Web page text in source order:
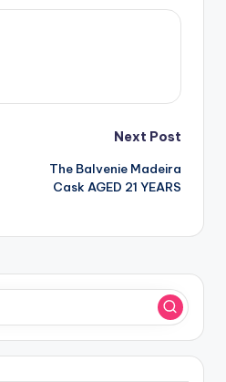
Next Post
The Balvenie Madeira
Cask AGED 21 YEARS